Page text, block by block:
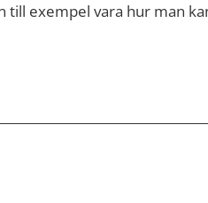
till exempel vara hur man